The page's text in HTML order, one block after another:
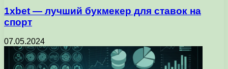
1xbet — лучший букмекер для ставок на
спорт
07.05.2024